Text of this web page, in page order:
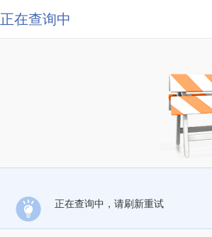
正在查询中
正在查询中，请刷新重试